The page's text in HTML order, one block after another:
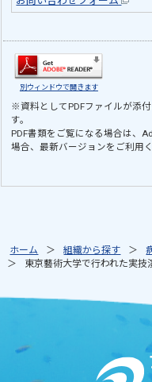
別ウィンドウで開きます
※資料としてPDFファイルが添
す。
PDF書類をご覧になる場合は、
場合、最新バージョンをご利用く
ホーム 組織から探す
東京藝術大学で行われた実